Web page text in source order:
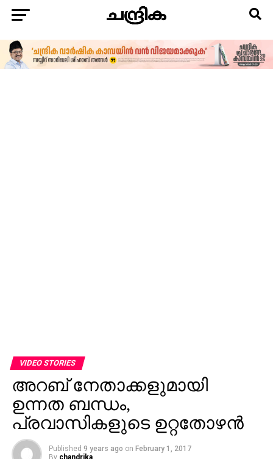
VIDEO STORIES
അറബ് നേതാക്കളുമായി
ഉന്നത ബന്ധം,
പ്രവാസികളുടെ ഉറ്റതോഴന്‍
Published 9 years ago on February 1, 2017
By chandrika